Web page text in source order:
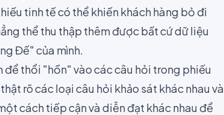
tinh tếcó thể khiến khách hàng bỏ đi
thể thu thập thêm được bất cứ dữ liệu
Đế" của mình.
thổi "hồn" vào các câu hỏi trong phiếu
rõ các loại câu hỏi khảo sát khác nhau và
cách tiếp cận và diễn đạt khác nhau để